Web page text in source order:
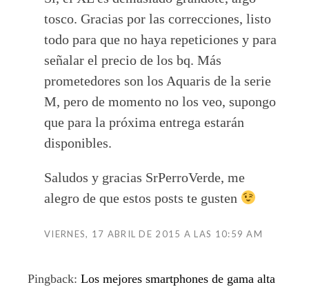
tosco. Gracias por las correcciones, listo
todo para que no haya repeticiones y para
señalar el precio de los bq. Más
prometedores son los Aquaris de la serie
M, pero de momento no los veo, supongo
que para la próxima entrega estarán
disponibles.
Saludos y gracias SrPerroVerde, me
alegro de que estos posts te gusten
VIERNES, 17 ABRIL DE 2015 A LAS 10:59 AM
Pingback: Los mejores smartphones de gama alta